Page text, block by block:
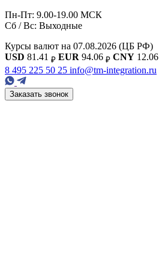
Пн-Пт: 9.00-19.00 МСК
Сб / Вс: Выходные
Курсы валют на 07.08.2026 (ЦБ РФ)
USD 81.41 ₽ EUR 94.06 ₽ CNY 12.06
8 495 225 50 25 info@tm-integration.ru
Заказать звонок